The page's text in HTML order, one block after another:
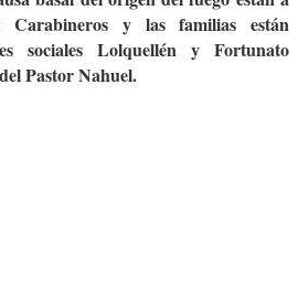
y las familias están
sociales Lolquellén y Fortunato
Pastor Nahuel.